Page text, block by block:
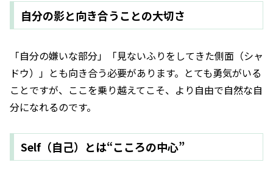
自分の影と向き合うことの大切さ
「自分の嫌いな部分」「見ないふりをしてきた側面（シャ
ドウ）」とも向き合う必要があります。とても勇気がいる
ことですが、ここを乗り越えてこそ、より自由で自然な自
分になれるのです。
Self（自己）とは“こころの中心”